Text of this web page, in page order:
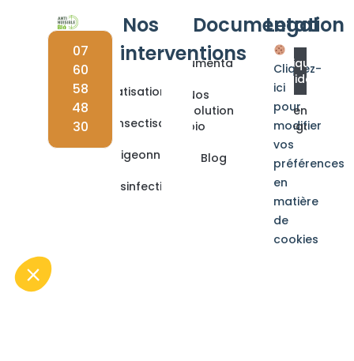
07
60
58
48
30
Nos
interventions
Dératisation
Désinsectisation
Dépigeonnage
Désinfection
Documentation
Documentations
Nos
solutions
bio
Blog
Legal
Politique de
confidentialité
Mentions
Légales
Cliquez-
ici
pour
modifier
vos
préférences
en
matière
de
cookies